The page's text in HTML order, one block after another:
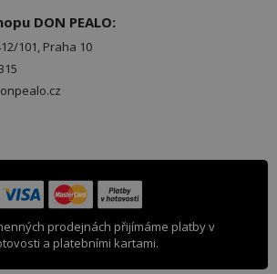
DON PEALO:
101, Praha 10
prodejnách přijímáme platby v
a platebními kartami.